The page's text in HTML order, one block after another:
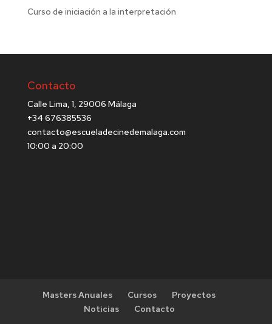
Curso de iniciación a la interpretación
Contacto
Calle Lima, 1, 29006 Málaga
+34 676385536
contacto@escueladecinedemalaga.com
10:00 a 20:00
Masters Anuales Cursos
Proyectos
Noticias
Contacto